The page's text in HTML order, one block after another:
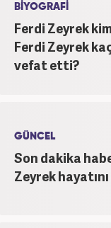
BİYOGRAFİ
Ferdi Zeyrek
Ferdi Zeyrek
vefat etti?
GÜNCEL
Son dakika
Zeyrek